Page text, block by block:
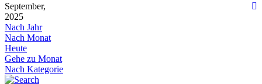
September,
2025
Nach Jahr
Nach Monat
Heute
Gehe zu Monat
Nach Kategorie